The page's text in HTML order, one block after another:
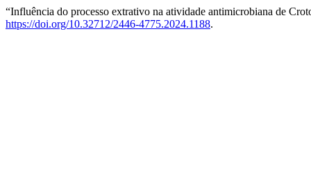
“Influência do processo extrativo na atividade antimicrobiana de
https://doi.org/10.32712/2446-4775.2024.1188.